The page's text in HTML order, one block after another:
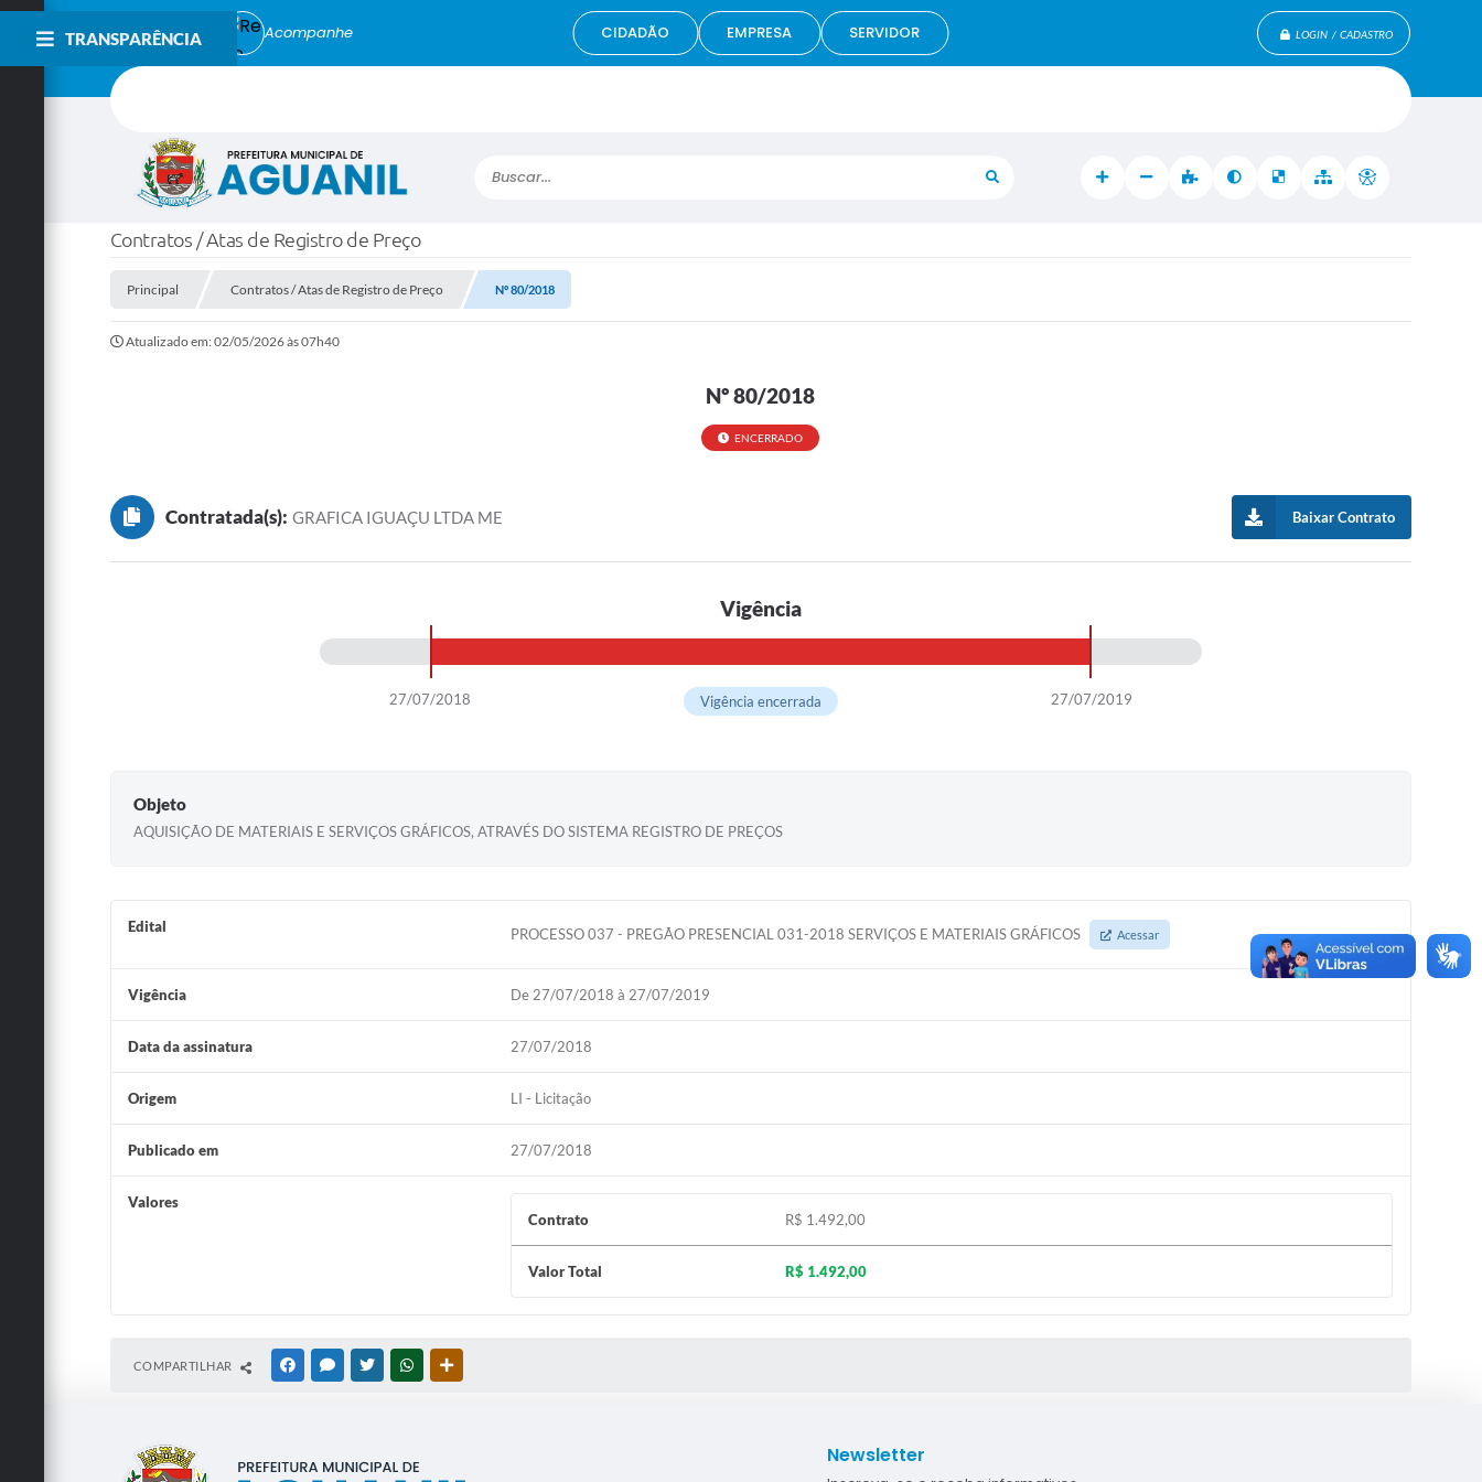
LOGIN / CADASTRO
Buscar...
Acompanhe CIDADÃO EMPRESA SERVIDOR
TRANSPARÊNCIA
Contratos / Atas de Registro de Preço
Principal Contratos / Atas de Registro de Preço Nº 80/2018
Atualizado em: 02/05/2026 às 07h40
Nº 80/2018
ENCERRADO
Contratada(s): GRAFICA IGUAÇU LTDA ME Baixar Contrato
Vigência
27/07/2018 27/07/2019
Vigência encerrada
Objeto
AQUISIÇÃO DE MATERIAIS E SERVIÇOS GRÁFICOS, ATRAVÉS DO SISTEMA REGISTRO DE PREÇOS
Edital PROCESSO 037 - PREGÃO PRESENCIAL 031-2018 SERVIÇOS E MATERIAIS GRÁFICOS Acessar
Vigência De 27/07/2018 à 27/07/2019
Data da assinatura 27/07/2018
Origem LI - Licitação
Publicado em 27/07/2018
Valores
Contrato
R$ 1.492,00
Valor Total R$ 1.492,00
COMPARTILHAR FACEBOOKMESSENGER
TWITTERWHATSAPP
Newsletter